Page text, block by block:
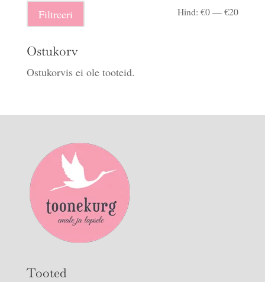
Filtreeri Hind:€0—€20
Ostukorv
Ostukorvis ei ole tooteid.
Tooted